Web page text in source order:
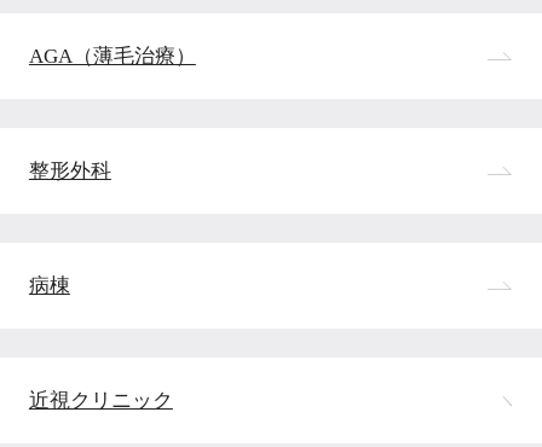
AGA（薄毛治療）
整形外科
病棟
近視クリニック